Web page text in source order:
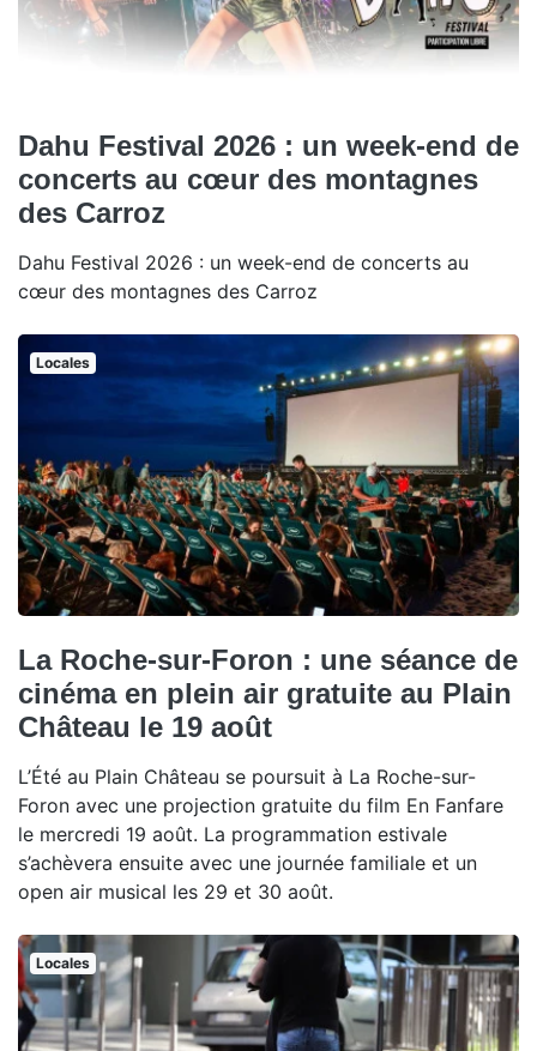
Dahu Festival 2026 : un week-end de
concerts au cœur des montagnes
des Carroz
Dahu Festival 2026 : un week-end de concerts au
cœur des montagnes des Carroz
Locales
La Roche-sur-Foron : une séance de
cinéma en plein air gratuite au Plain
Château le 19 août
L’Été au Plain Château se poursuit à La Roche-sur-
Foron avec une projection gratuite du film En Fanfare
le mercredi 19 août. La programmation estivale
s’achèvera ensuite avec une journée familiale et un
open air musical les 29 et 30 août.
Locales